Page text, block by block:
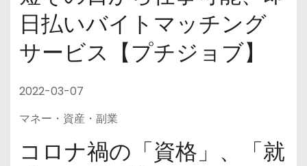
日払いバイトマッチング
サービス【プチジョブ】
2022-03-07
マネー・資産・副業
コロナ禍の「資格」、「就